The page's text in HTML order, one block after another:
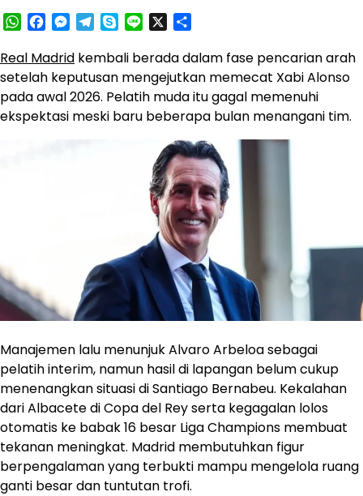
WhatsApp
Facebook
Messenger
Telegram
SkypeLine
Real Madrid kembali berada dalam fase pencarian arah
setelah keputusan mengejutkan memecat Xabi Alonso
pada awal 2026. Pelatih muda itu gagal memenuhi
ekspektasi meski baru beberapa bulan menangani tim.
Manajemen lalu menunjuk Alvaro Arbeloa sebagai
pelatih interim, namun hasil di lapangan belum cukup
menenangkan situasi di Santiago Bernabeu. Kekalahan
dari Albacete di Copa del Rey serta kegagalan lolos
otomatis ke babak 16 besar Liga Champions membuat
tekanan meningkat. Madrid membutuhkan figur
berpengalaman yang terbukti mampu mengelola ruang
ganti besar dan tuntutan trofi.